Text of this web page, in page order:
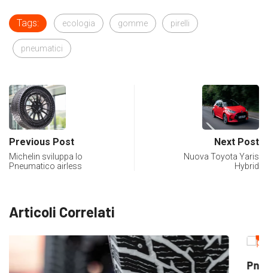
Tags: ecologia gomme pirelli
pneumatici
Previous Post
Michelin sviluppa lo
Pneumatico airless
Next Post
Nuova Toyota Yaris
Hybrid
Articoli Correlati
PNEUMATICI
Pneumatici Nankang – Come vanno?